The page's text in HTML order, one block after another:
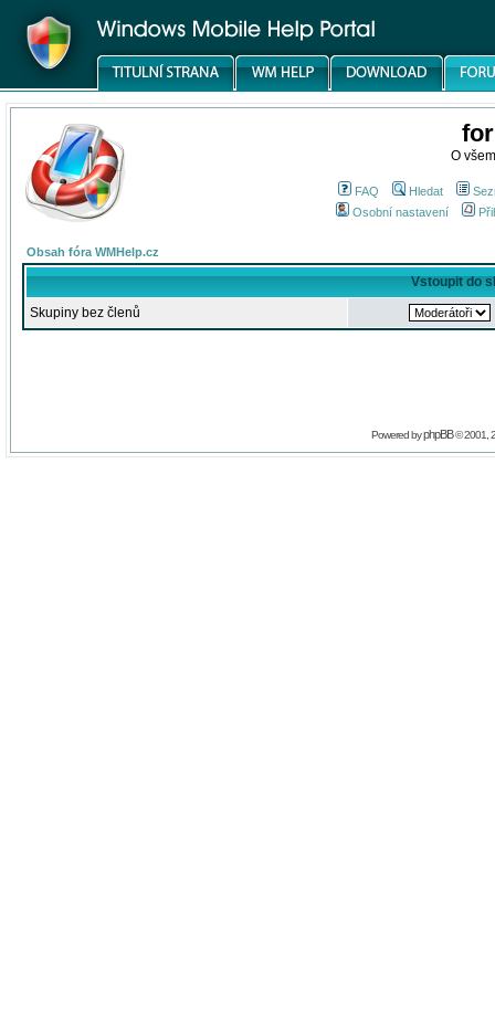
O
FAQ Hledat
Osobní nastavení
Obsah fóra WMHelp.cz
Vstoupit do
Skupiny bez členů
Powered byphpBB© 2001,